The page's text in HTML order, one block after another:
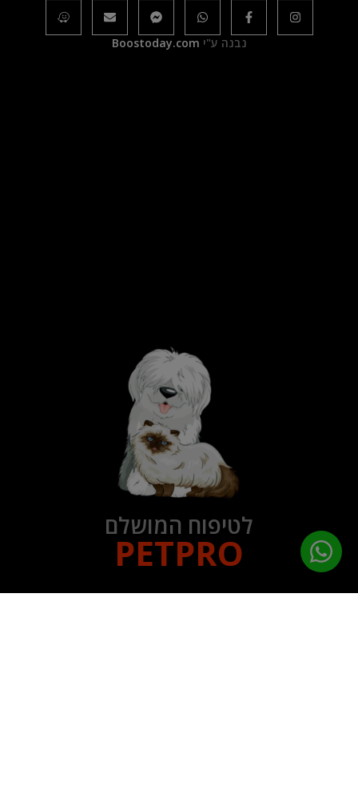
לטיפוח המושלם
PETPRO
נבנה ע"י Boostoday.com